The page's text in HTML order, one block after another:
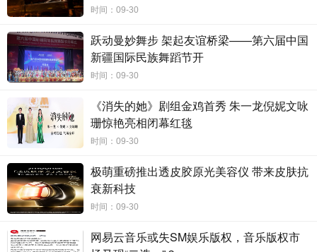
姚永晖在致辞中表示，从《东方红》到《奋斗吧
中华儿女》，再到此次创作推出《伟大征程》，这是
时间：09-30
跃动曼妙舞步 架起友谊桥梁——第六届中国
新疆国际民族舞蹈节开
时间：09-30
《消失的她》剧组金鸡首秀 朱一龙倪妮文咏
珊惊艳亮相闭幕红毯
时间：09-30
极萌重磅推出透皮胶原光美容仪 带来皮肤抗
衰新科技
时间：09-30
网易云音乐或失SM娱乐版权，音乐版权市